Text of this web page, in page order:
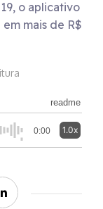
o aplicativo
mais de R$
readme
0:00 1.0x